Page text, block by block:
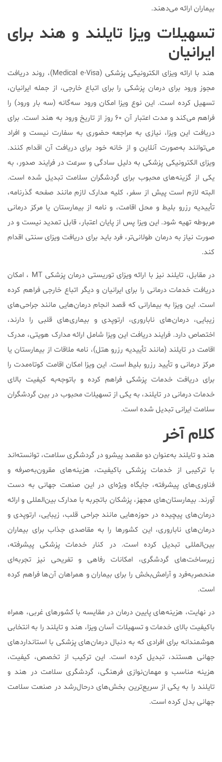
بیماران ارائه می‌دهند.
تسهیلات ویزا تایلند و هند برای
ایرانیان
هند با ارائه ویزای الکترونیکی پزشکی (Medical e-Visa)، روند دریافت
مجوز ورود برای درمان پزشکی را برای اتباع خارجی، از جمله ایرانیان،
تسهیل کرده است. این نوع ویزا امکان ورود سه‌گانه (سه بار ورود) را
فراهم می‌کند و مدت اعتبار آن ۶۰ روز از تاریخ ورود به هند است. برای
دریافت این ویزا، نیازی به مراجعه حضوری به سفارت نیست و افراد
می‌توانند به‌صورت آنلاین و از خانه خود برای دریافت آن اقدام کنند.
ویزای الکترونیکی پزشکی به دلیل سادگی و سرعت در فرایند صدور، به
یکی از گزینه‌های محبوب برای گردشگران سلامت تبدیل شده است.
البته لازم است پیش از سفر، کلیه مدارک لازم مانند صفحه گذرنامه،
تأییدیه رزرو بلیط و محل اقامت، و نامه از بیمارستان یا مرکز درمانی
مربوطه تهیه شود. این ویزا پس از پایان اعتبار، قابل تمدید نیست و در
صورت نیاز به درمان طولانی‌تر، فرد باید برای دریافت ویزای سنتی اقدام
کند.
در مقابل، تایلند نیز با ارائه ویزای توریستی درمان پزشکی MT ، امکان
دریافت خدمات درمانی را برای ایرانیان و دیگر اتباع خارجی فراهم کرده
است. این ویزا به بیمارانی که قصد انجام درمان‌هایی مانند جراحی‌های
زیبایی، درمان‌های ناباروری، ارتوپدی و بیماری‌های قلبی را دارند،
اختصاص دارد. فرایند دریافت این ویزا شامل ارائه مدارک هویتی، مدرک
اقامت در تایلند (مانند تأییدیه رزرو هتل)، نامه ملاقات از بیمارستان یا
مرکز درمانی و تأیید رزرو بلیط است. این ویزا امکان اقامت کوتاه‌مدت را
برای دریافت خدمات پزشکی فراهم کرده و باتوجه‌به کیفیت بالای
خدمات درمانی در تایلند، به یکی از تسهیلات محبوب در بین گردشگران
سلامت ایرانی تبدیل شده است.
کلام آخر
هند و تایلند به‌عنوان دو مقصد پیشرو در گردشگری سلامت، توانسته‌اند
با ترکیبی از خدمات پزشکی باکیفیت، هزینه‌های مقرون‌به‌صرفه و
فناوری‌های پیشرفته، جایگاه ویژه‌ای در این صنعت جهانی به دست
آورند. بیمارستان‌های مجهز، پزشکان باتجربه با مدارک بین‌المللی و ارائه
درمان‌های پیچیده در حوزه‌هایی مانند جراحی قلب، زیبایی، ارتوپدی و
درمان‌های ناباروری، این کشورها را به مقاصدی جذاب برای بیماران
بین‌المللی تبدیل کرده است. در کنار خدمات پزشکی پیشرفته،
زیرساخت‌های گردشگری، امکانات رفاهی و تفریحی نیز تجربه‌ای
منحصربه‌فرد و آرامش‌بخش را برای بیماران و همراهان آن‌ها فراهم کرده
است.
در نهایت، هزینه‌های پایین درمان در مقایسه با کشورهای غربی، همراه
باکیفیت بالای خدمات و تسهیلات آسان ویزا، هند و تایلند را به انتخابی
هوشمندانه برای افرادی که به دنبال درمان‌های پزشکی با استانداردهای
جهانی هستند، تبدیل کرده است. این ترکیب از تخصص، کیفیت،
هزینه مناسب و مهمان‌نوازی فرهنگی، گردشگری سلامت در هند و
تایلند را به یکی از سریع‌ترین بخش‌های درحال‌رشد در صنعت سلامت
جهانی بدل کرده است.